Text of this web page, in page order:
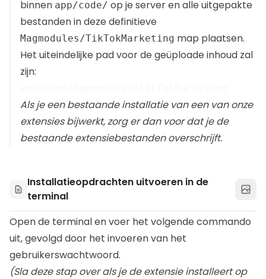
binnen app/code/ op je server en alle uitgepakte
bestanden in deze definitieve
Magmodules/TikTokMarketing map plaatsen.
Het uiteindelijke pad voor de geüploade inhoud zal
zijn:
Als je een bestaande installatie van een van onze
extensies bijwerkt, zorg er dan voor dat je de
bestaande extensiebestanden overschrijft.
Installatieopdrachten uitvoeren in de
terminal
Open de terminal en voer het volgende commando
uit, gevolgd door het invoeren van het
gebruikerswachtwoord.
(Sla deze stap over als je de extensie installeert op